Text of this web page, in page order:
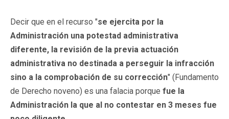
Decir que en el recurso "se ejercita por la
Administración una potestad administrativa
diferente, la revisión de la previa actuación
administrativa no destinada a perseguir la infracción
sino a la comprobación de su corrección" (Fundamento
de Derecho noveno) es una falacia porque fue la
Administración la que al no contestar en 3 meses fue